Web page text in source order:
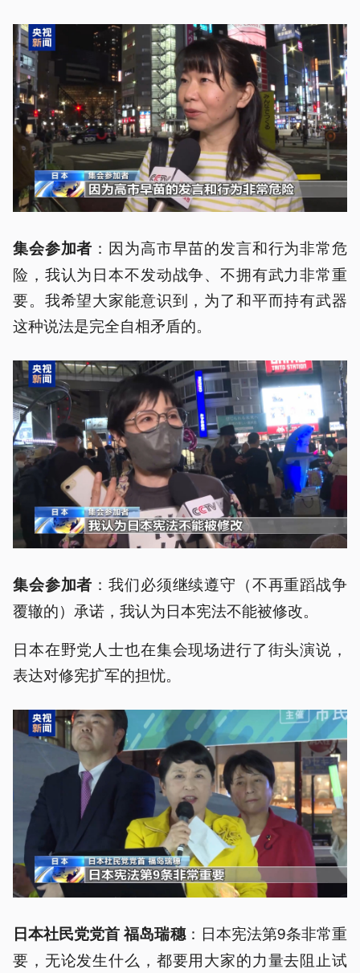
集会参加者 ：因为高市早苗的发言和行为非常危
险，我认为日本不发动战争、不拥有武力非常重
要。我希望大家能意识到，为了和平而持有武器
这种说法是完全自相矛盾的。
集会参加者 ：我们必须继续遵守（不再重蹈战争
覆辙的）承诺，我认为日本宪法不能被修改。
日本在野党人士也在集会现场进行了街头演说，
表达对修宪扩军的担忧。
日本社民党党首 福岛瑞穗：日本宪法第9条非常重
要，无论发生什么，都要用大家的力量去阻止试